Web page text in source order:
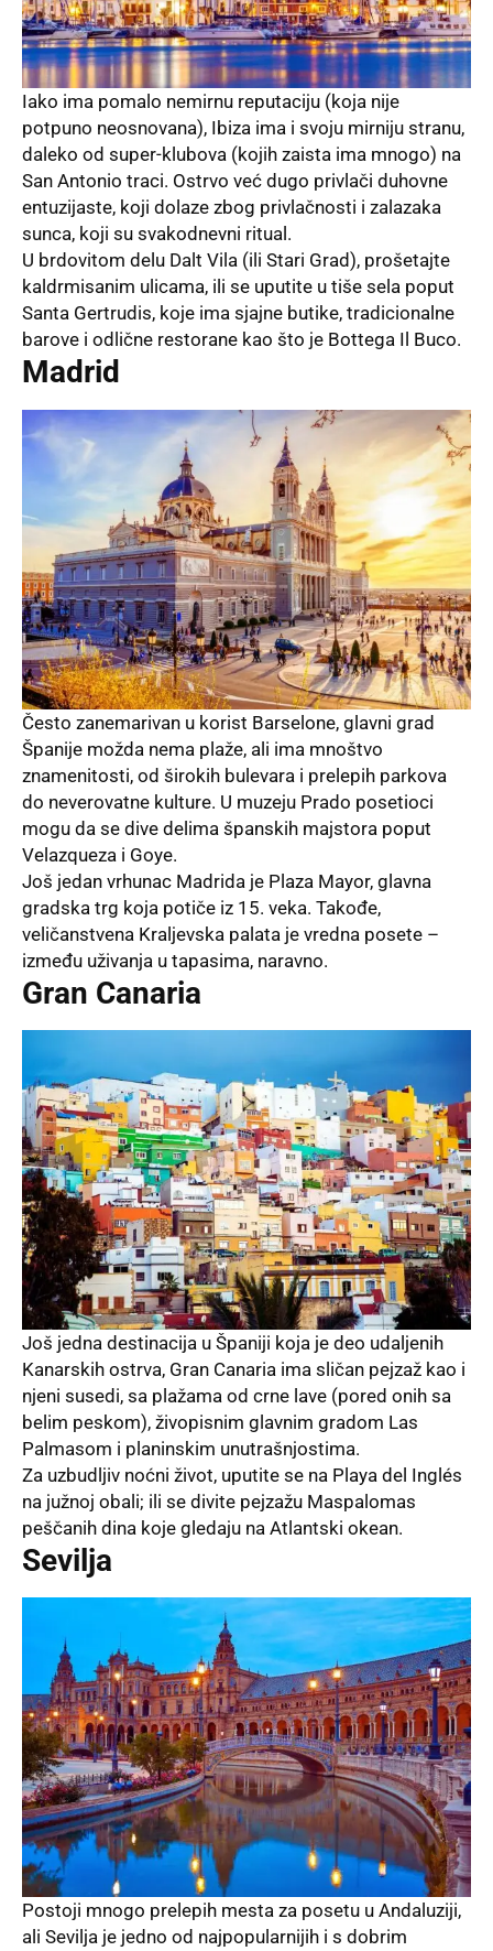
Iako ima pomalo nemirnu reputaciju (koja nije
potpuno neosnovana), Ibiza ima i svoju mirniju stranu,
daleko od super-klubova (kojih zaista ima mnogo) na
San Antonio traci. Ostrvo već dugo privlači duhovne
entuzijaste, koji dolaze zbog privlačnosti i zalazaka
sunca, koji su svakodnevni ritual.
U brdovitom delu Dalt Vila (ili Stari Grad), prošetajte
kaldrmisanim ulicama, ili se uputite u tiše sela poput
Santa Gertrudis, koje ima sjajne butike, tradicionalne
barove i odlične restorane kao što je Bottega Il Buco.
Madrid
Često zanemarivan u korist Barselone, glavni grad
Španije možda nema plaže, ali ima mnoštvo
znamenitosti, od širokih bulevara i prelepih parkova
do neverovatne kulture. U muzeju Prado posetioci
mogu da se dive delima španskih majstora poput
Velazqueza i Goye.
Još jedan vrhunac Madrida je Plaza Mayor, glavna
gradska trg koja potiče iz 15. veka. Takođe,
veličanstvena Kraljevska palata je vredna posete –
između uživanja u tapasima, naravno.
Gran Canaria
Još jedna destinacija u Španiji koja je deo udaljenih
Kanarskih ostrva, Gran Canaria ima sličan pejzaž kao i
njeni susedi, sa plažama od crne lave (pored onih sa
belim peskom), živopisnim glavnim gradom Las
Palmasom i planinskim unutrašnjostima.
Za uzbudljiv noćni život, uputite se na Playa del Inglés
na južnoj obali; ili se divite pejzažu Maspalomas
peščanih dina koje gledaju na Atlantski okean.
Sevilja
Postoji mnogo prelepih mesta za posetu u Andaluziji,
ali Sevilja je jedno od najpopularnijih i s dobrim